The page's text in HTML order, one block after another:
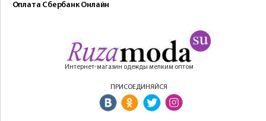
Оплата Сбербанк Онлайн
Интернет-магазин одежды мелким оптом
ПРИСОЕДИНЯЙСЯ